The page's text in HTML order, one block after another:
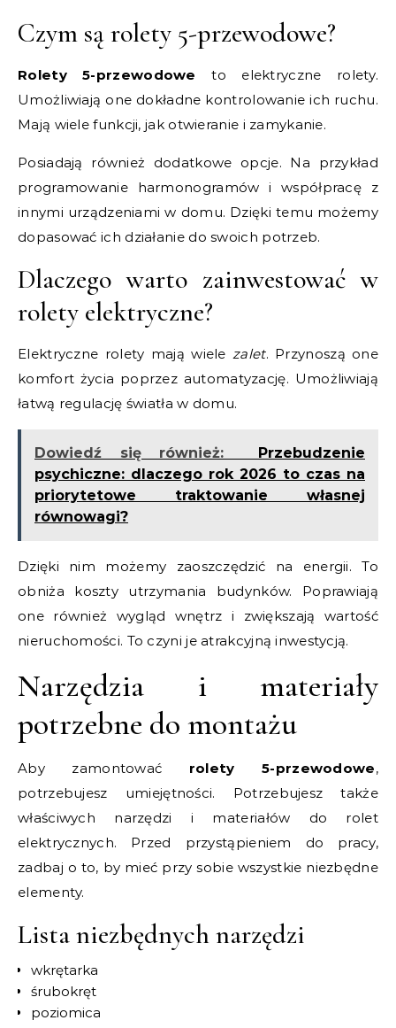
Czym są rolety 5-przewodowe?
Rolety 5-przewodowe to elektryczne rolety.
Umożliwiają one dokładne kontrolowanie ich ruchu.
Mają wiele funkcji, jak otwieranie i zamykanie.
Posiadają również dodatkowe opcje. Na przykład
programowanie harmonogramów i współpracę z
innymi urządzeniami w domu. Dzięki temu możemy
dopasować ich działanie do swoich potrzeb.
Dlaczego warto zainwestować w
rolety elektryczne?
Elektryczne rolety mają wiele zalet. Przynoszą one
komfort życia poprzez automatyzację. Umożliwiają
łatwą regulację światła w domu.
Dowiedź się również:
Przebudzenie
psychiczne: dlaczego rok 2026 to czas na
priorytetowe traktowanie własnej
równowagi?
Dzięki nim możemy zaoszczędzić na energii. To
obniża koszty utrzymania budynków. Poprawiają
one również wygląd wnętrz i zwiększają wartość
nieruchomości. To czyni je atrakcyjną inwestycją.
Narzędzia i materiały
potrzebne do montażu
Aby zamontować rolety 5-przewodowe,
potrzebujesz umiejętności. Potrzebujesz także
właściwych narzędzi i materiałów do rolet
elektrycznych. Przed przystąpieniem do pracy,
zadbaj o to, by mieć przy sobie wszystkie niezbędne
elementy.
Lista niezbędnych narzędzi
wkrętarka
śrubokręt
poziomica